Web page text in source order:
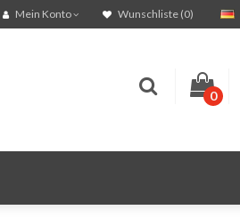
Mein Konto Wunschliste (0)
0